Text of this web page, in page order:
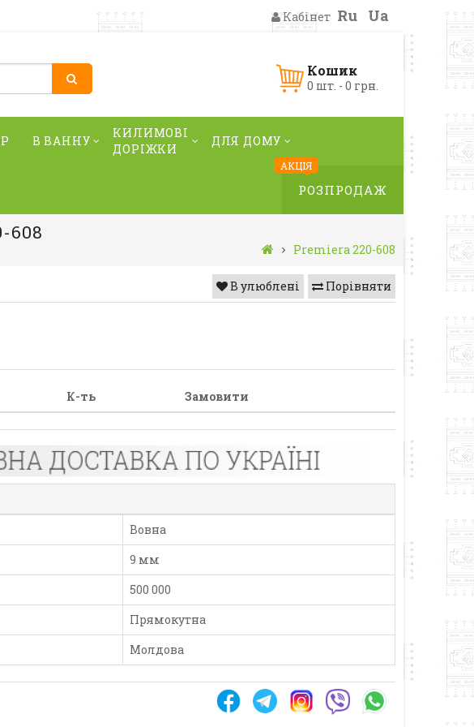
Кабінет Ru Ua
Кошик
0 шт. - 0 грн.
В ВАННУ
КИЛИМОВІ
ДОРІЖКИ
ДЛЯ ДОМУ
АКЦІЯ
РОЗПРОДАЖ
608
Premiera 220-608
Порівняти
В улюблені
К-ть Замовити
Вовна
9 мм
500 000
Прямокутна
Молдова